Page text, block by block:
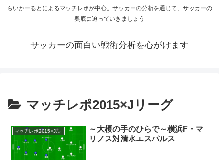
らいかーるとによるマッチレポが中心。サッカーの分析を通じて、サッカーの
奥底に迫っていきましょう
サッカーの面白い戦術分析を心がけます
マッチレポ2015×Jリーグ
マッチレポ2015×Jリーグ
～大榎の手のひらで～横浜F・マ
リノス対清水エスパルス